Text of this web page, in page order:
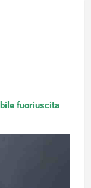
fuoriuscita